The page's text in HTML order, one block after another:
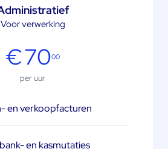
Voor verwerking
€7000
per uur
en verkoopfacturen
en kasmutaties